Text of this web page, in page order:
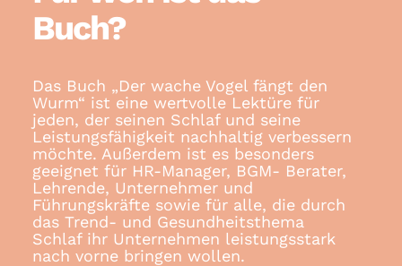
Buch?
Das Buch „Der wache Vogel fängt den
Wurm“ ist eine wertvolle Lektüre für
jeden, der seinen Schlaf und seine
Leistungsfähigkeit nachhaltig verbessern
möchte. Außerdem ist es besonders
geeignet für HR-Manager, BGM- Berater,
Lehrende, Unternehmer und
Führungskräfte sowie für alle, die durch
das Trend- und Gesundheitsthema
Schlaf ihr Unternehmen leistungsstark
nach vorne bringen wollen.